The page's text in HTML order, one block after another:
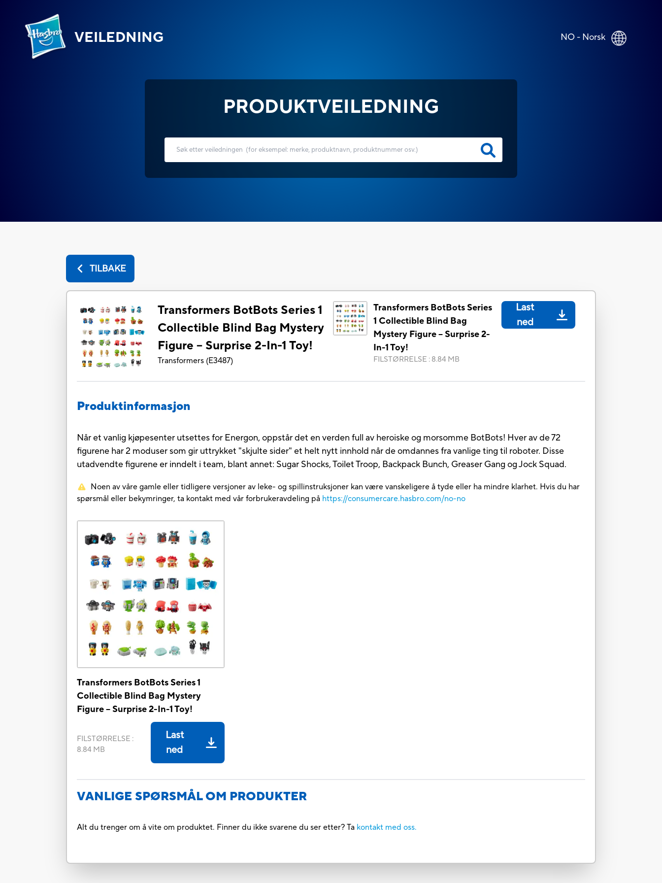
VEILEDNING NO - Norsk
PRODUKTVEILEDNING
TILBAKE
Transformers BotBots Series 1
Collectible Blind Bag Mystery
Figure -- Surprise 2-In-1 Toy!
Transformers (E3487)
Transformers BotBots Series
1 Collectible Blind Bag
Mystery Figure -- Surprise 2-
In-1 Toy!
FILSTØRRELSE : 8.84 MB
Last
ned
Produktinformasjon
Når et vanlig kjøpesenter utsettes for Energon, oppstår det en verden full av heroiske og morsomme BotBots! Hver av de 72
figurene har 2 moduser som gir uttrykket "skjulte sider" et helt nytt innhold når de omdannes fra vanlige ting til roboter. Disse
utadvendte figurene er inndelt i team, blant annet: Sugar Shocks, Toilet Troop, Backpack Bunch, Greaser Gang og Jock Squad.
Noen av våre gamle eller tidligere versjoner av leke- og spillinstruksjoner kan være vanskeligere å tyde eller ha mindre klarhet. Hvis du har
spørsmål eller bekymringer, ta kontakt med vår forbrukeravdeling på https://consumercare.hasbro.com/no-no
Transformers BotBots Series 1
Collectible Blind Bag Mystery
Figure -- Surprise 2-In-1 Toy!
FILSTØRRELSE :
8.84 MB
Last
ned
VANLIGE SPØRSMÅL OM PRODUKTER
Alt du trenger om å vite om produktet. Finner du ikke svarene du ser etter? Ta kontakt med oss.